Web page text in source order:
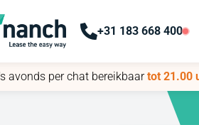
+31 183 668 400
avonds per chat bereikbaartot 21.00
+31 183 668 400
avonds per chat bereikbaartot 21.00